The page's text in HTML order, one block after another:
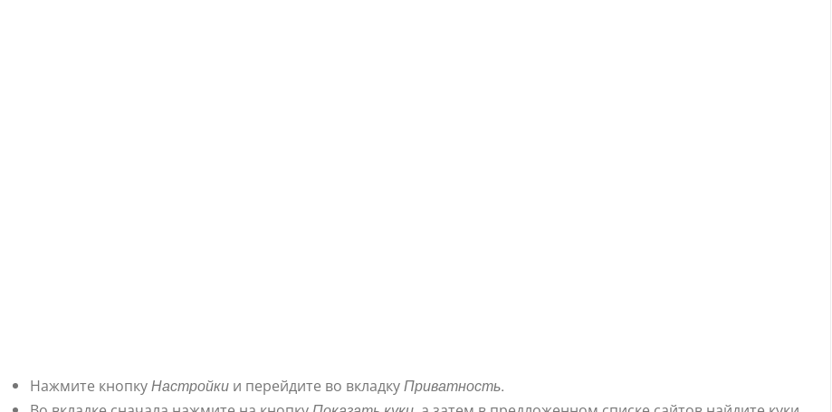
Нажмите кнопкуНастройки и перейдите во вкладкуПриватность.